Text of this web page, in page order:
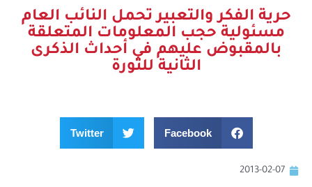
حرية الفكر والتعبير تحمل النائب العام
مسئولية حجب المعلومات المتعلقة
بالمقبوض عليهم في أحداث الذكرى
الثانية للثورة
Facebook
Twitter
2013-02-07